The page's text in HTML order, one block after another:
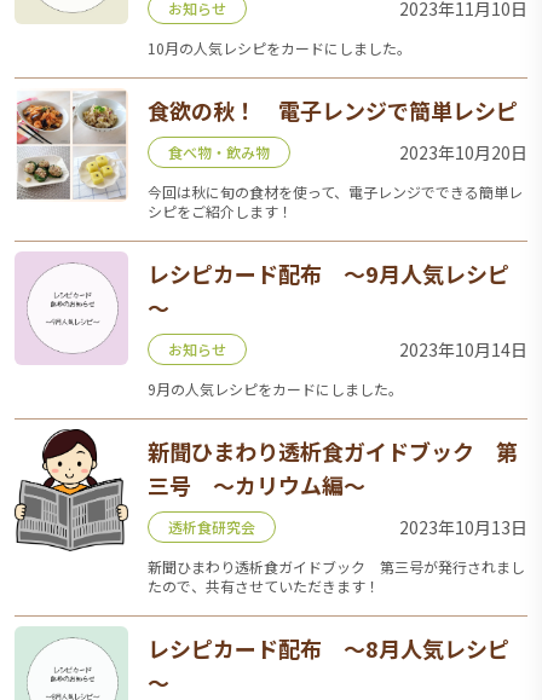
お知らせ 2023年11月10日
10月の人気レシピをカードにしました。
食欲の秋！ 電子レンジで簡単レシピ
食べ物・飲み物 2023年10月20日
今回は秋に旬の食材を使って、電子レンジでできる簡単レ
シピをご紹介します！
レシピカード配布 ～9月人気レシピ
～
お知らせ 2023年10月14日
9月の人気レシピをカードにしました。
新聞ひまわり透析食ガイドブック 第
三号 ～カリウム編～
透析食研究会 2023年10月13日
新聞ひまわり透析食ガイドブック 第三号が発行されまし
たので、共有させていただきます！
レシピカード配布 ～8月人気レシピ
～